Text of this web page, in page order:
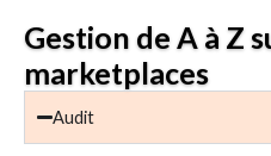
Gestion de A à Z
marketplaces
Audit